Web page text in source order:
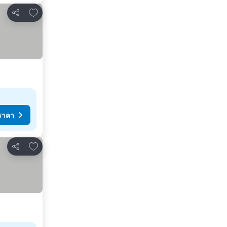
แชร์
เพิ่มในรายการโปรด
คา
แชร์
เพิ่มในรายการโปรด